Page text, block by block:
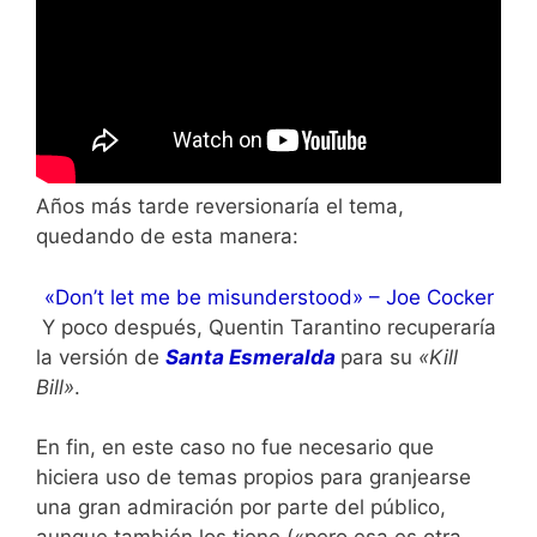
Años más tarde reversionaría el tema,
quedando de esta manera:
«Don’t let me be misunderstood» – Joe Cocker
Y poco después, Quentin Tarantino recuperaría
la versión de Santa Esmeralda para su «Kill
Bill».
En fin, en este caso no fue necesario que
hiciera uso de temas propios para granjearse
una gran admiración por parte del público,